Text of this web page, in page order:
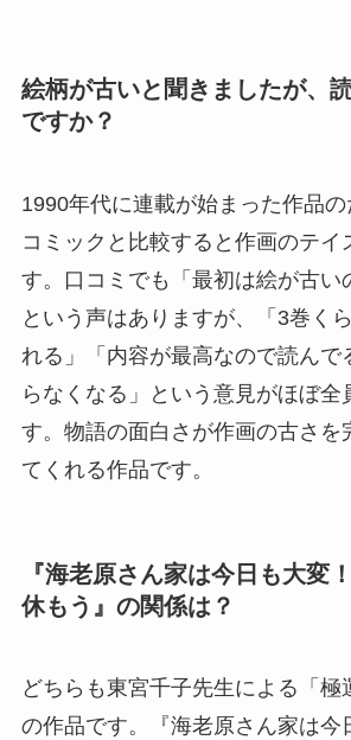
絵柄が古いと聞きましたが、
ですか？
1990年代に連載が始まった作品
コミックと比較すると作画のテイ
す。口コミでも「最初は絵が古い
という声はありますが、「3巻く
れる」「内容が最高なので読んで
らなくなる」という意見がほぼ全
す。物語の面白さが作画の古さを
てくれる作品です。
『海老原さん家は今日も大変
休もう』の関係は？
どちらも東宮千子先生による「極
の作品です。『海老原さん家は今